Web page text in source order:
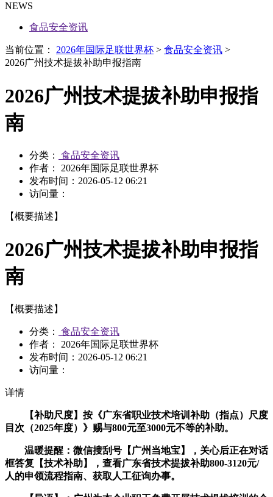
NEWS
食品安全资讯
当前位置： 2026年国际足联世界杯 > 食品安全资讯 >
2026广州技术提拔补助申报指南
2026广州技术提拔补助申报指
南
分类：
食品安全资讯
作者： 2026年国际足联世界杯
发布时间： 2026-05-12 06:21
访问量：
【概要描述】
2026广州技术提拔补助申报指
南
【概要描述】
分类：
食品安全资讯
作者： 2026年国际足联世界杯
发布时间： 2026-05-12 06:21
访问量：
详情
【补助尺度】按《广东省职业技术培训补助（指点）尺度
目次（2025年度）》赐与800元至3000元不等的补助。
温暖提醒：微信搜刮号【广州当地宝】，关心后正在对话
框答复【技术补助】，查看广东省技术提拔补助800-3120元/
人的申领流程指南、获取人工征询办事。